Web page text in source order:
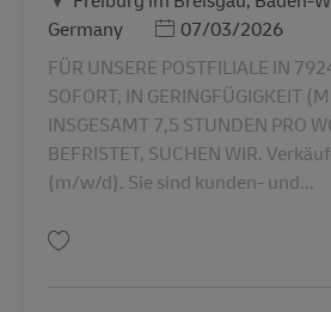
Germany
Posted Date
07/03/2026
FÜR UNSERE POSTFILIALE IN
SOFORT, IN GERINGFÜGIGKEIT
INSGESAMT 7,5 STUNDEN PRO
BEFRISTET, SUCHEN WIR.
(m/w/d). Sie sind kunden- und...